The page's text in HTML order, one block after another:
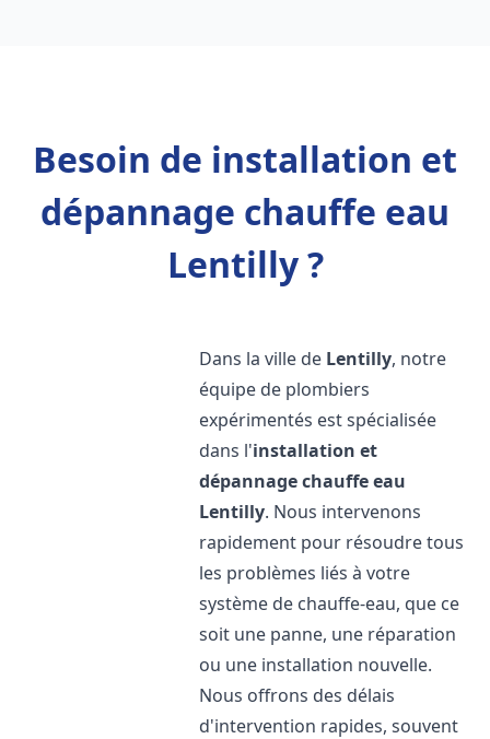
Besoin de installation et
dépannage chauffe eau
Lentilly ?
Dans la ville de Lentilly, notre
équipe de plombiers
expérimentés est spécialisée
dans l'installation et
dépannage chauffe eau
Lentilly. Nous intervenons
rapidement pour résoudre tous
les problèmes liés à votre
système de chauffe-eau, que ce
soit une panne, une réparation
ou une installation nouvelle.
Nous offrons des délais
d'intervention rapides, souvent